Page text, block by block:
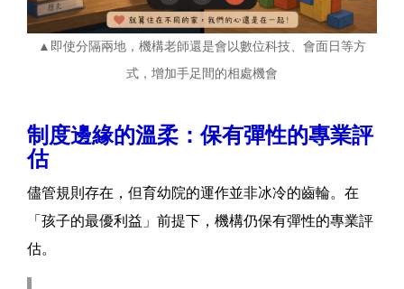
▲即使分隔兩地，機構老師還是會以數位科技、會面日等方
式，增加手足間的相處機會
制度邊緣的溫柔：保有彈性的專業評
估
儘管規則存在，但育幼院的運作並非冰冷的齒輪。在
「孩子的最優利益」前提下，機構仍保有彈性的專業評
估。